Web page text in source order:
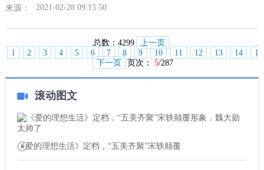
等在内的多家国产手机厂商都被高清编解码科技有限公司以涉嫌专利
来源： 2021-02-28 09:15:50
总数： 4299
上一页
1
2 3 4 5 6 7 8 9 10 11 12 13 14
15
下一页
页次： 5/287
滚动图文
《爱的理想生活》定档，“五美齐聚”宋轶颠覆